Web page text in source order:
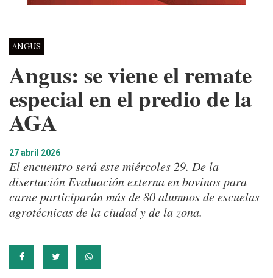
ANGUS
Angus: se viene el remate
especial en el predio de la
AGA
27 abril 2026
El encuentro será este miércoles 29. De la
disertación Evaluación externa en bovinos para
carne participarán más de 80 alumnos de escuelas
agrotécnicas de la ciudad y de la zona.